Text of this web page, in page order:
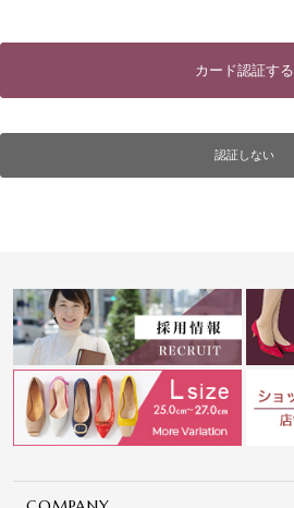
カード認証する
認証しない